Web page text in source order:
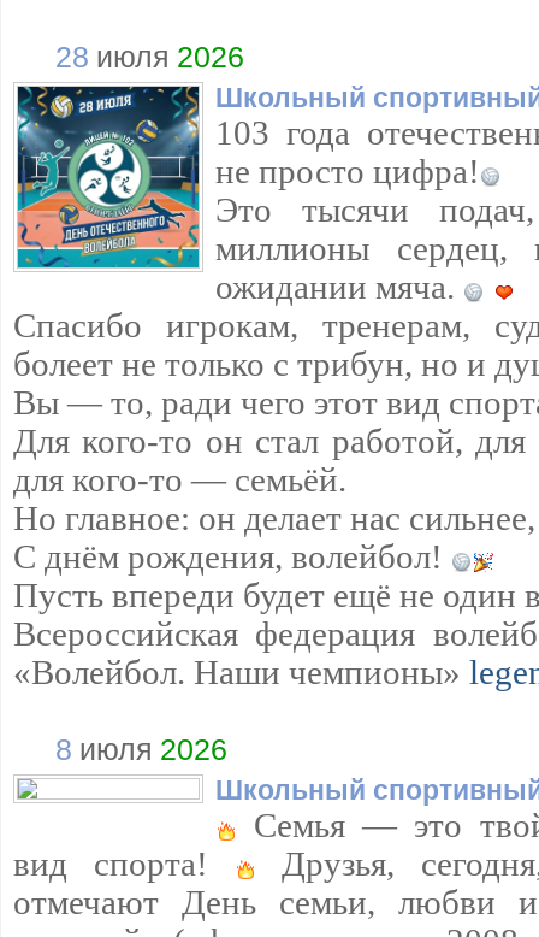
28 июля 2026
Школьный
103 года
не просто цифра!
Это тысячи
миллионы сердец,
ожидании мяча.
Спасибо игрокам, тренерам,
болеет не только с трибун, но и
Вы — то, ради чего этот вид
Для кого-то он стал работой,
для кого-то — семьёй.
Но главное: он делает нас
С днём рождения, волейбол!
Пусть впереди будет ещё не один
Всероссийская федерация
«Волейбол. Наши чемпионы»
8 июля 2026
Школьный
Семья — это
вид спорта!
Друзья,
отмечают День семьи, любви